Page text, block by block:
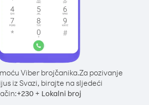
Viber brojčanika.Za pozivanje
iz Svazi, birajte na sljedeći
+230 + Lokalni broj